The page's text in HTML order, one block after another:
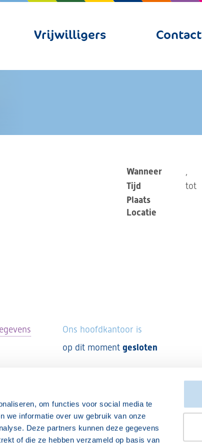
om functies voor social media te
we informatie over uw gebruik van onze
Deze partners kunnen deze gegevens
of die ze hebben verzameld op basis van
Vrijwilligers Contact
Wanneer
Tijd
tot
Plaats
Locatie
Ons hoofdkantoor is
op dit moment gesloten
Inloggen Disclaimer